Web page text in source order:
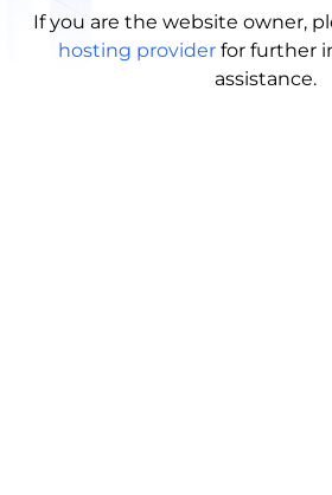
If you are the website owner,
hosting provider for further
assistance.